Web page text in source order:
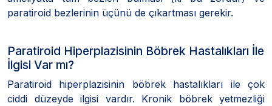
paratiroid bezlerinin üçünü de çıkartması gerekir.
Paratiroid Hiperplazisinin Böbrek Hastalıkları İle
İlgisi Var mı?
Paratiroid hiperplazisinin böbrek hastalıkları ile çok
ciddi düzeyde ilgisi vardır. Kronik böbrek yetmezliği